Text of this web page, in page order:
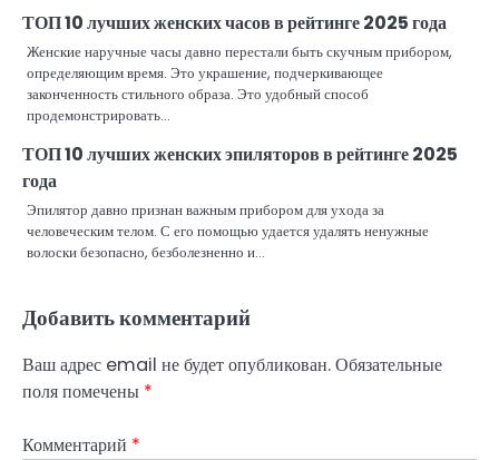
ТОП 10 лучших женских часов в рейтинге 2025 года
Женские наручные часы давно перестали быть скучным прибором,
определяющим время. Это украшение, подчеркивающее
законченность стильного образа. Это удобный способ
продемонстрировать…
ТОП 10 лучших женских эпиляторов в рейтинге 2025
года
Эпилятор давно признан важным прибором для ухода за
человеческим телом. С его помощью удается удалять ненужные
волоски безопасно, безболезненно и…
Добавить комментарий
Ваш адрес email не будет опубликован.Обязательные
поля помечены *
Комментарий *